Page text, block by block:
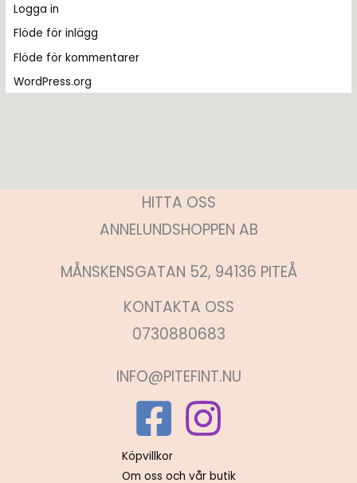
Logga in
Flöde för inlägg
Flöde för kommentarer
WordPress.org
HITTA OSS
ANNELUNDSHOPPEN AB
MÅNSKENSGATAN 52, 94136 PITEÅ
KONTAKTA OSS
0730880683
INFO@PITEFINT.NU
Köpvillkor
Om oss och vår butik